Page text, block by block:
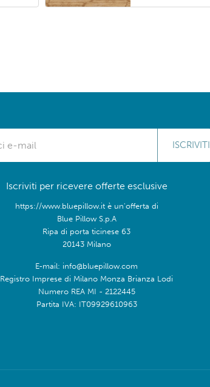
ISCRIVITI
Iscriviti per ricevere offerte esclusive
https://www.bluepillow.it è un'offerta di
Blue Pillow S.p.A
Ripa di porta ticinese 63
20143 Milano
E-mail: info@bluepillow.com
Registro Imprese di Milano Monza Brianza Lodi
Numero REA MI - 2122445
Partita IVA: IT09929610963